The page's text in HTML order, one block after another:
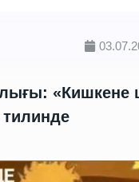
«Кишкене
тилинде